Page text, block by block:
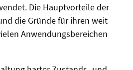
Die Hauptvorteile der
die Gründe für ihren weit
Anwendungsbereichen